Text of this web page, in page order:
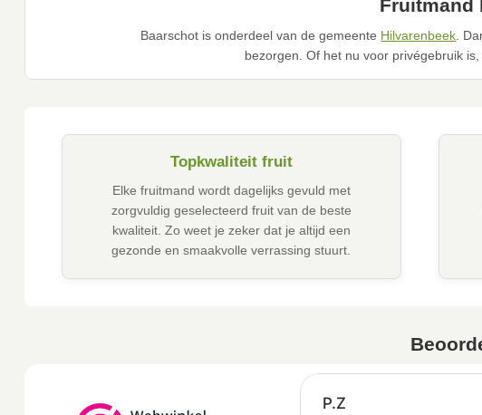
Fruitmand
Baarschot is onderdeel van de gemeente Hilvarenbeek.
bezorgen. Of het nu voor privégebruik
Topkwaliteit fruit
Elke fruitmand wordt dagelijks gevuld met
zorgvuldig geselecteerd fruit van de beste
kwaliteit. Zo weet je zeker dat je altijd een
gezonde en smaakvolle verrassing stuurt.